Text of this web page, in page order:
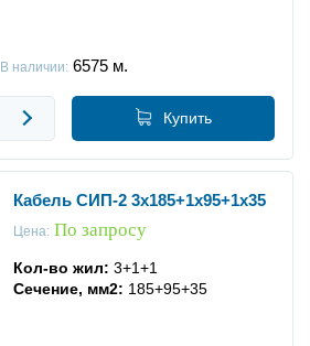
В наличии:6575 м.
Купить
Кабель СИП-2 3x185+1x95+1x35
Цена:По запросу
Кол-во жил: 3+1+1
Сечение, мм2: 185+95+35